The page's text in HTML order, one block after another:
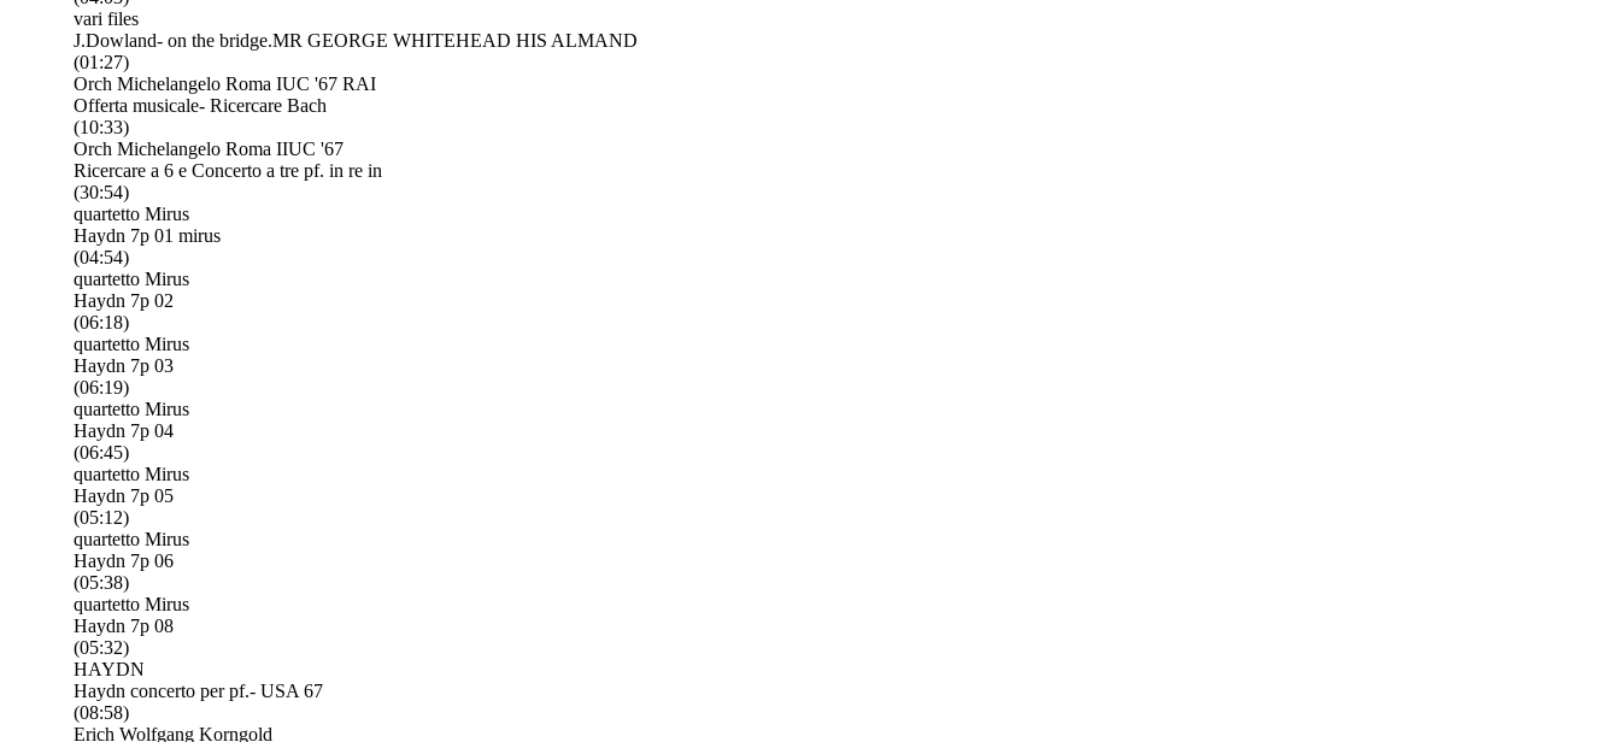
vari files
J.Dowland- on the bridge.MR GEORGE WHITEHEAD HIS ALMAND
(01:27)
Orch Michelangelo Roma IUC '67 RAI
Offerta musicale- Ricercare Bach
(10:33)
Orch Michelangelo Roma IIUC '67
Ricercare a 6 e Concerto a tre pf. in re in
(30:54)
quartetto Mirus
Haydn 7p 01 mirus
(04:54)
quartetto Mirus
Haydn 7p 02
(06:18)
quartetto Mirus
Haydn 7p 03
(06:19)
quartetto Mirus
Haydn 7p 04
(06:45)
quartetto Mirus
Haydn 7p 05
(05:12)
quartetto Mirus
Haydn 7p 06
(05:38)
quartetto Mirus
Haydn 7p 08
(05:32)
HAYDN
Haydn concerto per pf.- USA 67
(08:58)
Erich Wolfgang Korngold